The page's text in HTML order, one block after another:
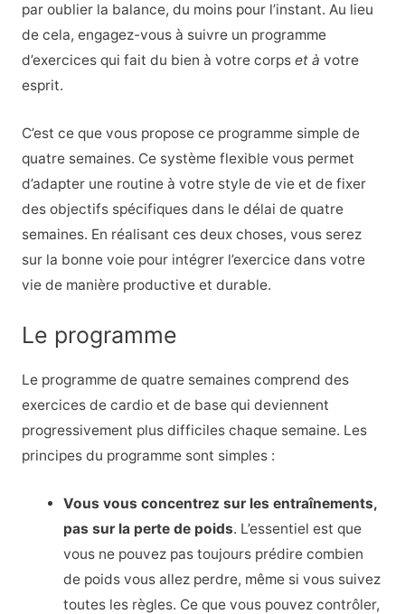
par oublier la balance, du moins pour l’instant. Au lieu
de cela, engagez-vous à suivre un programme
d’exercices qui fait du bien à votre corps et à votre
esprit.
C’est ce que vous propose ce programme simple de
quatre semaines. Ce système flexible vous permet
d’adapter une routine à votre style de vie et de fixer
des objectifs spécifiques dans le délai de quatre
semaines. En réalisant ces deux choses, vous serez
sur la bonne voie pour intégrer l’exercice dans votre
vie de manière productive et durable.
Le programme
Le programme de quatre semaines comprend des
exercices de cardio et de base qui deviennent
progressivement plus difficiles chaque semaine. Les
principes du programme sont simples :
Vous vous concentrez sur les entraînements,
pas sur la perte de poids. L’essentiel est que
vous ne pouvez pas toujours prédire combien
de poids vous allez perdre, même si vous suivez
toutes les règles. Ce que vous pouvez contrôler,